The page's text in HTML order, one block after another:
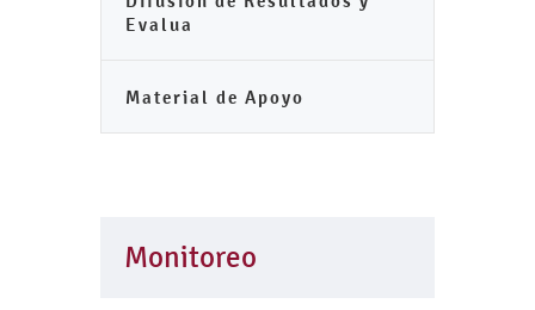
Evalua
Material de Apoyo
Monitoreo